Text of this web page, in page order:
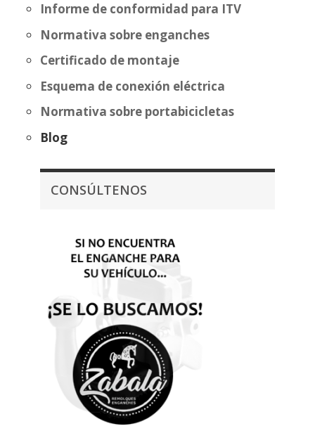
Informe de conformidad para ITV
Normativa sobre enganches
Certificado de montaje
Esquema de conexión eléctrica
Normativa sobre portabicicletas
Blog
CONSÚLTENOS